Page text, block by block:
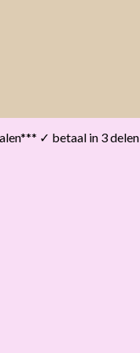
✓ betaal in 3 delen